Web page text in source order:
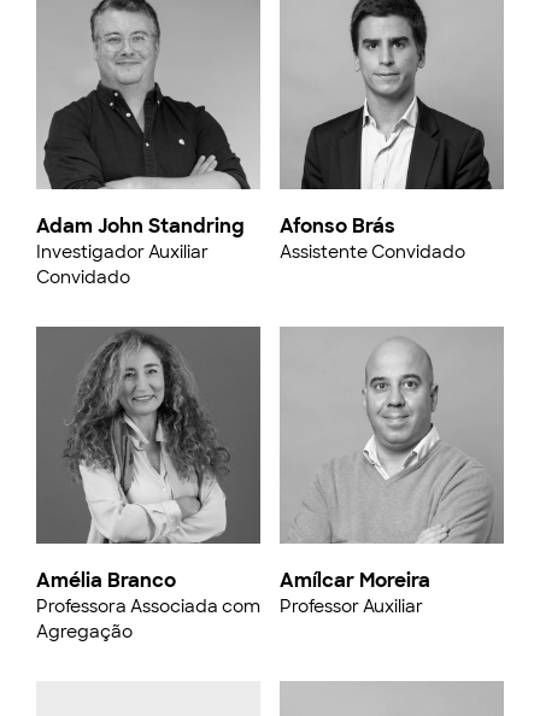
Adam John Standring
Investigador Auxiliar
Convidado
Amélia Branco
Professora Associada com
Agregação
Afonso Brás
Assistente Convidado
Amílcar Moreira
Professor Auxiliar